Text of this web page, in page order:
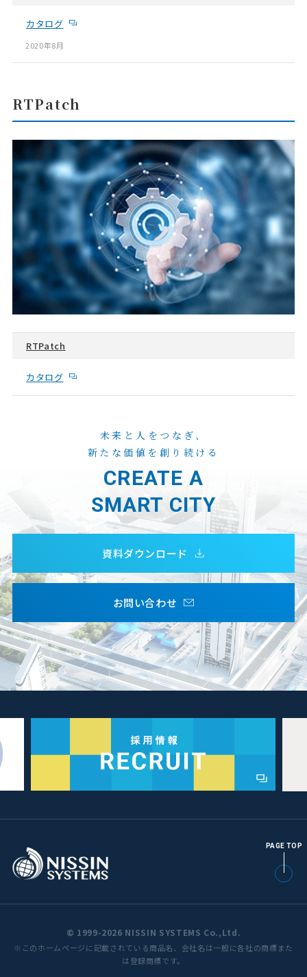
カタログ
2020年8月
RTPatch
RTPatch
カタログ
未来と人をつなぎ、
新たな価値を創り続ける
CREATE A
SMART CITY
資料ダウンロード
お問い合わせ
PAGE TOP
© 1999-2026 NISSIN SYSTEMS Co.,Ltd.
※このホームページに記載されている商品名、会社名は一般に各社の商標また
は登録商標です。